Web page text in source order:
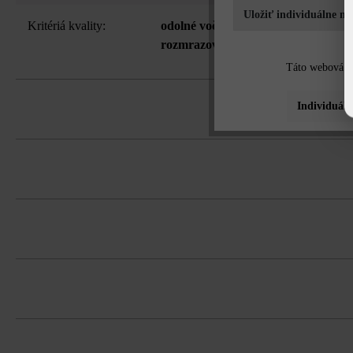
Kritériá kvality:
odolné voči mrazu - neodporúča sa
rozmrazovacieho prostriedku
Potreba plniaceho betónu na jeden
Dodržujte prosím pokyny na
Na dosiahnutie čo najlepšej farebnej
Uložiť individuálne
Táto webová